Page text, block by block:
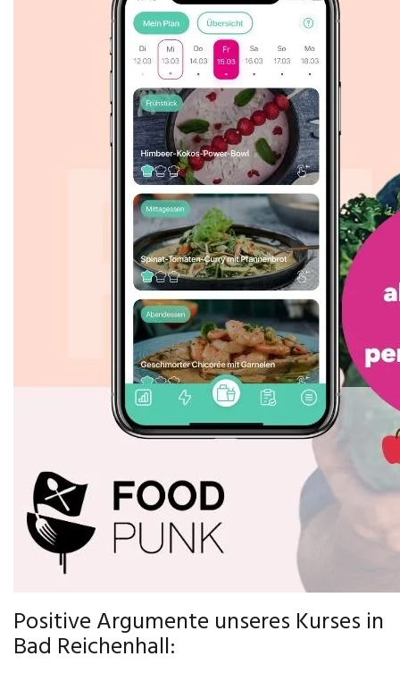
Positive Argumente unseres Kurses in
Bad Reichenhall: